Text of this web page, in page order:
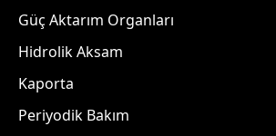
Güç Aktarım Organları
Hidrolik Aksam
Kaporta
Periyodik Bakım